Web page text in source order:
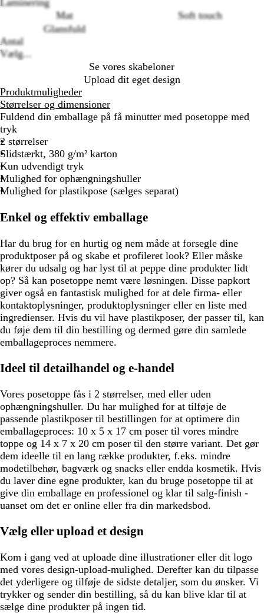
Mat
Soft touch
Glansfuld
Antal
Vælg...
Se vores skabeloner
Upload dit eget design
Produktmuligheder
Størrelser og dimensioner
Fuldend din emballage på få minutter med posetoppe med
tryk
2 størrelser
Slidstærkt, 380 g/m² karton
Kun udvendigt tryk
Mulighed for ophængningshuller
Mulighed for plastikpose (sælges separat)
Enkel og effektiv emballage
Har du brug for en hurtig og nem måde at forsegle dine
produktposer på og skabe et profileret look? Eller måske
kører du udsalg og har lyst til at peppe dine produkter lidt
op? Så kan posetoppe nemt være løsningen. Disse papkort
giver også en fantastisk mulighed for at dele firma- eller
kontaktoplysninger, produktoplysninger eller en liste med
ingredienser. Hvis du vil have plastikposer, der passer til, kan
du føje dem til din bestilling og dermed gøre din samlede
emballageproces nemmere.
Ideel til detailhandel og e-handel
Vores posetoppe fås i 2 størrelser, med eller uden
ophængningshuller. Du har mulighed for at tilføje de
passende plastikposer til bestillingen for at optimere din
emballageproces: 10 x 5 x 17 cm poser til vores mindre
toppe og 14 x 7 x 20 cm poser til den større variant. Det gør
dem ideelle til en lang række produkter, f.eks. mindre
modetilbehør, bagværk og snacks eller endda kosmetik. Hvis
du laver dine egne produkter, kan du bruge posetoppe til at
give din emballage en professionel og klar til salg-finish -
uanset om det er online eller fra din markedsbod.
Vælg eller upload et design
Kom i gang ved at uploade dine illustrationer eller dit logo
med vores design-upload-mulighed. Derefter kan du tilpasse
det yderligere og tilføje de sidste detaljer, som du ønsker. Vi
trykker og sender din bestilling, så du kan blive klar til at
sælge dine produkter på ingen tid.